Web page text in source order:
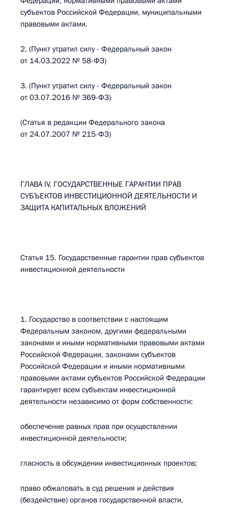
субъектов Российской Федерации, муниципальными
правовыми актами.
2. (Пункт утратил силу - Федеральный закон
от 14.03.2022 № 58-ФЗ)
3. (Пункт утратил силу - Федеральный закон
от 03.07.2016 № 369-ФЗ)
(Статья в редакции Федерального закона
от 24.07.2007 № 215-ФЗ)
ГЛАВА IV. ГОСУДАРСТВЕННЫЕ ГАРАНТИИ ПРАВ
СУБЪЕКТОВ ИНВЕСТИЦИОННОЙ ДЕЯТЕЛЬНОСТИ И
ЗАЩИТА КАПИТАЛЬНЫХ ВЛОЖЕНИЙ
Статья 15. Государственные гарантии прав субъектов
инвестиционной деятельности
1. Государство в соответствии с настоящим
Федеральным законом, другими федеральными
законами и иными нормативными правовыми актами
Российской Федерации, законами субъектов
Российской Федерации и иными нормативными
правовыми актами субъектов Российской Федерации
гарантирует всем субъектам инвестиционной
деятельности независимо от форм собственности:
обеспечение равных прав при осуществлении
инвестиционной деятельности;
гласность в обсуждении инвестиционных проектов;
право обжаловать в суд решения и действия
(бездействие) органов государственной власти,